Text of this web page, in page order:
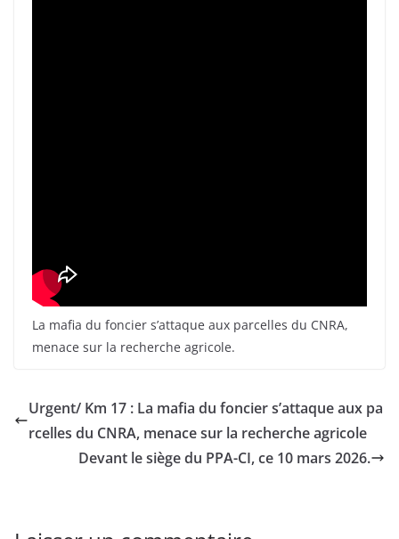
La mafia du foncier s’attaque aux parcelles du CNRA,
menace sur la recherche agricole.
Urgent/ Km 17 : La mafia du foncier s’attaque aux pa
rcelles du CNRA, menace sur la recherche agricole
Devant le siège du PPA-CI, ce 10 mars 2026.